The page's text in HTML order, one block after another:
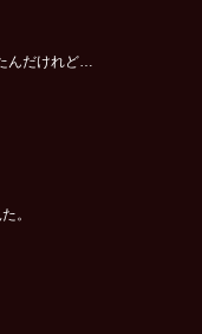
んだけれど…
。